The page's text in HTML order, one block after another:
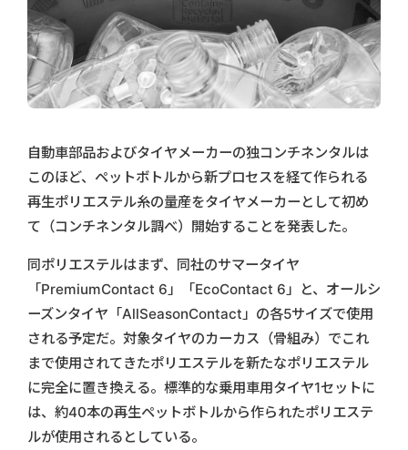
自動車部品およびタイヤメーカーの独コンチネンタルは
このほど、ペットボトルから新プロセスを経て作られる
再生ポリエステル糸の量産をタイヤメーカーとして初め
て（コンチネンタル調べ）開始することを発表した。
同ポリエステルはまず、同社のサマータイヤ
「PremiumContact 6」「EcoContact 6」と、オールシ
ーズンタイヤ「AllSeasonContact」の各5サイズで使用
される予定だ。対象タイヤのカーカス（骨組み）でこれ
まで使用されてきたポリエステルを新たなポリエステル
に完全に置き換える。標準的な乗用車用タイヤ1セットに
は、約40本の再生ペットボトルから作られたポリエステ
ルが使用されるとしている。